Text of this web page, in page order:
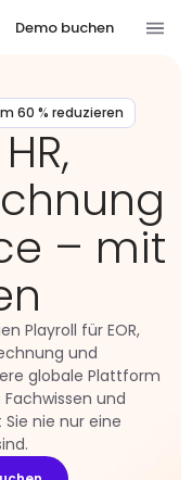
Demo buchen
60 % reduzieren
– mit
Playroll für EOR,
und
globale Plattform
und
nie nur eine